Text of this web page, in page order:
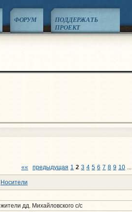
ФОРУМ
ПОДДЕРЖАТЬ
ПРОЕКТ
«« предыдущая 1 2 3 4 5 6 7 8 9 10 ...
Носители
жители дд. Михайловского с/с